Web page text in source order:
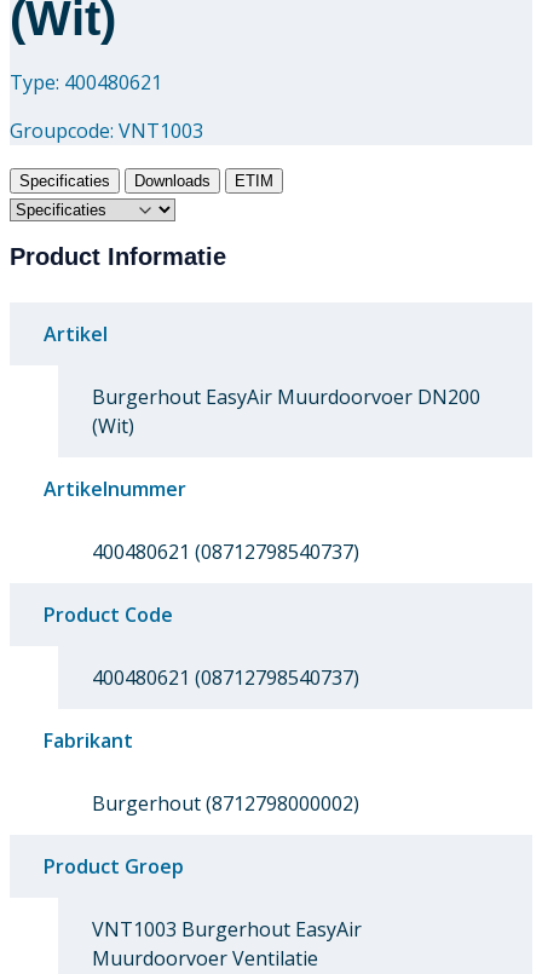
(Wit)
Type: 400480621
Groupcode: VNT1003
Specificaties Downloads ETIM
Product Informatie
Artikel
Burgerhout EasyAir Muurdoorvoer DN200
(Wit)
Artikelnummer
400480621 (08712798540737)
Product Code
400480621 (08712798540737)
Fabrikant
Burgerhout (8712798000002)
Product Groep
VNT1003 Burgerhout EasyAir
Muurdoorvoer Ventilatie